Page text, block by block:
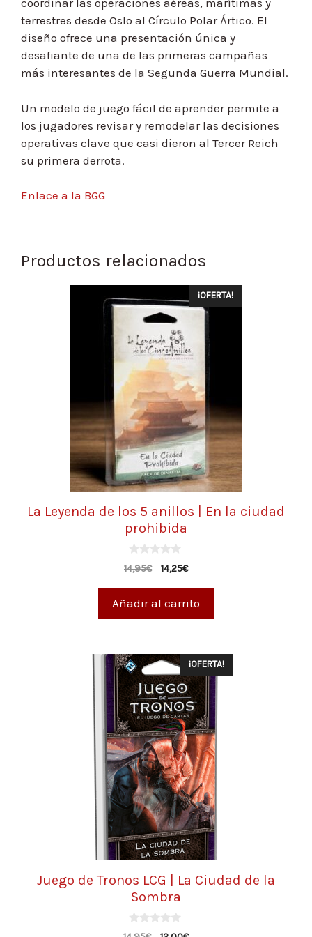
coordinar las operaciones aéreas, marítimas y
terrestres desde Oslo al Círculo Polar Ártico. El
diseño ofrece una presentación única y
desafiante de una de las primeras campañas
más interesantes de la Segunda Guerra Mundial.
Un modelo de juego fácil de aprender permite a
los jugadores revisar y remodelar las decisiones
operativas clave que casi dieron al Tercer Reich
su primera derrota.
Enlace a la BGG
Productos relacionados
¡OFERTA!
La Leyenda de los 5 anillos | En la ciudad
prohibida
0
d
14,95€ 14,25€
Añadir al carrito
¡OFERTA!
Juego de Tronos LCG | La Ciudad de la
Sombra
0